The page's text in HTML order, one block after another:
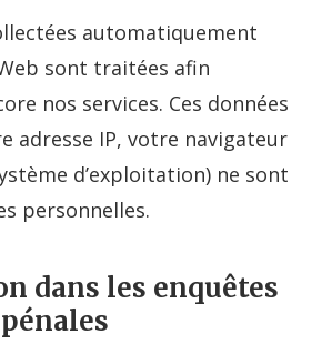
automatiquement
sont traitées afin
nos services. Ces données
adresse IP, votre navigateur
d’exploitation) ne sont
personnelles.
dans les enquêtes